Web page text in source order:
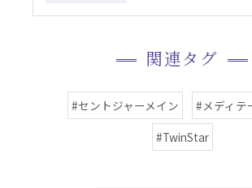
関連タグ
#セントジャーメイン
#メディテ
#TwinStar